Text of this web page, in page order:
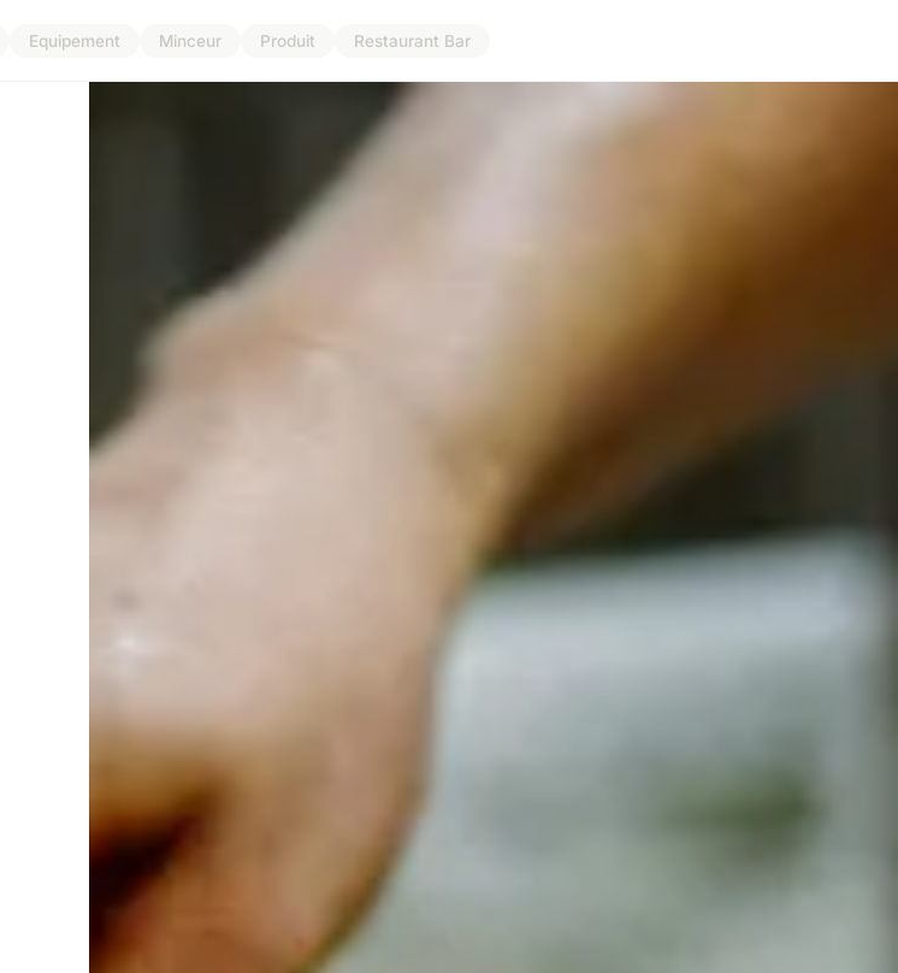
Equipement Minceur Produit Restaurant Bar